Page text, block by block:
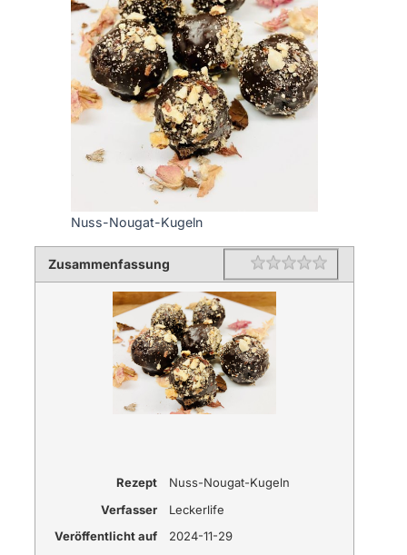
Nuss-Nougat-Kugeln
Zusammenfassung Rating 1 star
2 stars
3 stars
4 stars
5 stars
Rezept
Nuss-Nougat-Kugeln
Verfasser
Leckerlife
Veröffentlicht auf
2024-11-29